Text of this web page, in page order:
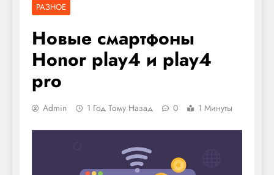
РАЗНОЕ
Новые смартфоны
Honor play4 и play4
pro
Admin 1 Год Тому Назад 0 1 Минуты